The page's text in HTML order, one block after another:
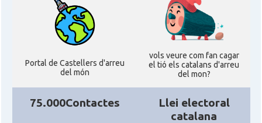
Portal de Castellers d'arreu
del món
vols veure com fan cagar
el tió els catalans d'arreu
del mon?
75.000Contactes
Llei electoral
catalana